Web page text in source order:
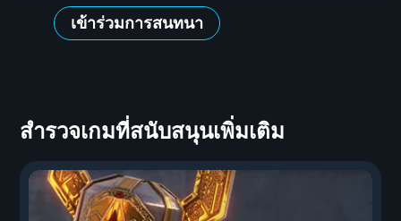
เข้าร่วมการสนทนา
สำรวจเกมที่สนับสนุนเพิ่มเติม